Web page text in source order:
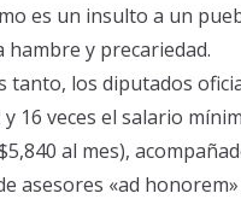
es un insulto a un
y precariedad.
tanto, los diputados
16 veces el salario
al mes),
asesores «ad